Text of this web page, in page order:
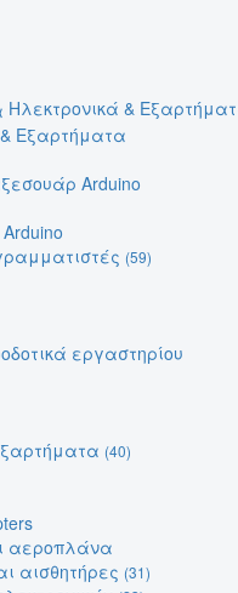
Ηλεκτρονικά &
Εξαρτήματα
Arduino
(59)
εργαστηρίου
(40)
αεροπλάνα
αισθητήρες (31)